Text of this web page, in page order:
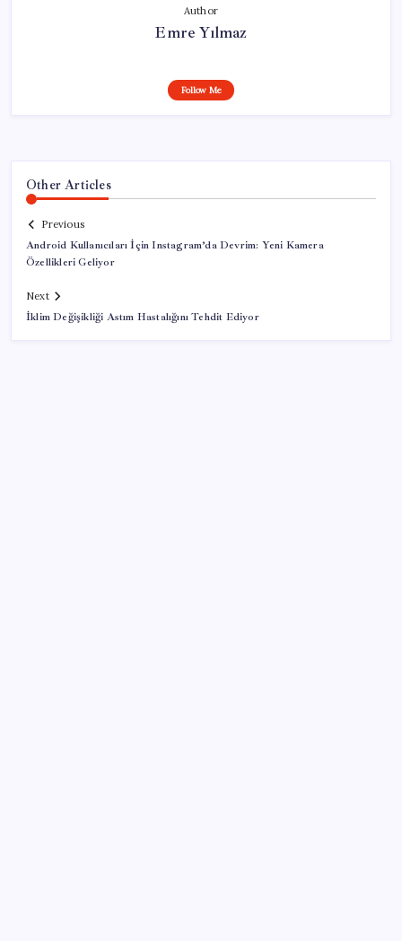
Author
Emre Yılmaz
Follow Me
Other Articles
Previous
Android Kullanıcıları İçin Instagram’da Devrim: Yeni Kamera
Özellikleri Geliyor
Next
İklim Değişikliği Astım Hastalığını Tehdit Ediyor